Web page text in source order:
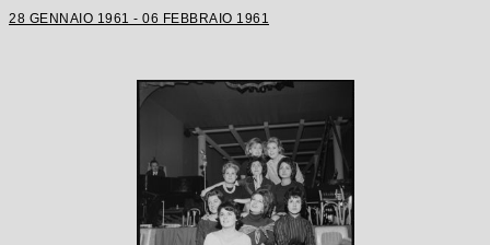
28 GENNAIO 1961 - 06 FEBBRAIO 1961